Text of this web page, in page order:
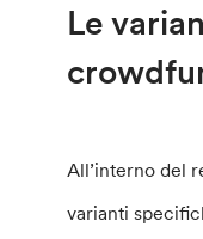
Le
All’interno del
varianti